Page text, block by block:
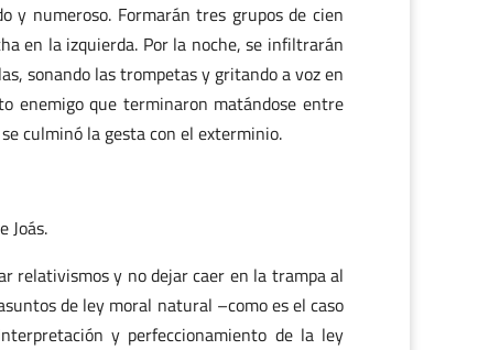
y numeroso. Formarán tres grupos de cien
en la izquierda. Por la noche, se infiltrarán
sonando las trompetas y gritando a voz en
enemigo que terminaron matándose entre
culminó la gesta con el exterminio.
Joás.
relativismos y no dejar caer en la trampa al
de ley moral natural –como es el caso
y perfeccionamiento de la ley